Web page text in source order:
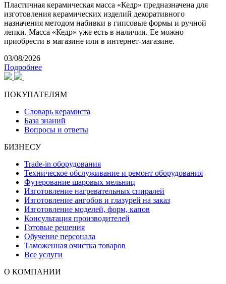
Пластичная керамическая масса «Кедр» предназначена для
изготовления керамических изделий декоративного
назначения методом набивки в гипсовые формы и ручной
лепки. Масса «Кедр» уже есть в наличии. Ее можно
приобрести в магазине или в интернет-магазине.
03/08/2026
Подробнее
ПОКУПАТЕЛЯМ
Словарь керамиста
База знаний
Вопросы и ответы
БИЗНЕСУ
Trade-in оборудования
Техническое обслуживание и ремонт оборудования
Футерование шаровых мельниц
Изготовление нагревательных спиралей
Изготовление ангобов и глазурей на заказ
Изготовление моделей, форм, капов
Консультация производителей
Готовые решения
Обучение персонала
Таможенная очистка товаров
Все услуги
О КОМПАНИИ